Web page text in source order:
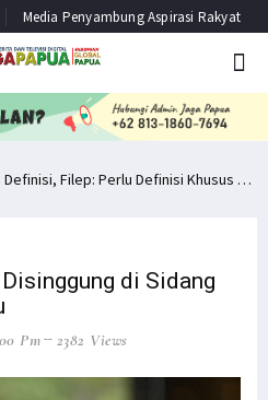
Media Penyambung Aspirasi Rakyat
Hindari Bias Definisi, Filep: Perlu Definisi Khusus Afiliasi KKB
di Sidang
Pm 2382 Views